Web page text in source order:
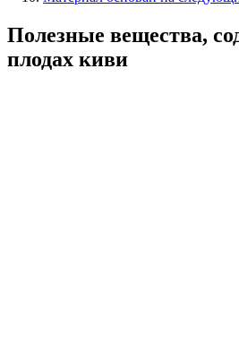
Полезные вещества,
плодах киви